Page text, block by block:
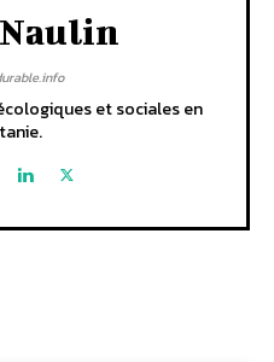
et sociales en